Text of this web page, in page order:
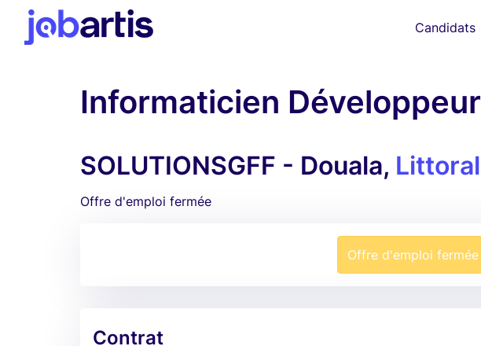
Candidats
Informaticien Développeur
SOLUTIONSGFF - Douala, Littoral
Offre d'emploi fermée
Offre d'emploi fermée
Contrat